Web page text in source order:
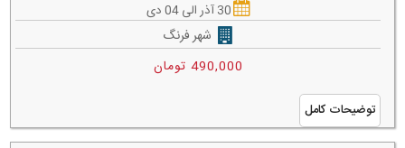
30 آذر الی 04 دی
شهر فرنگ
490,000 تومان
توضیحات کامل